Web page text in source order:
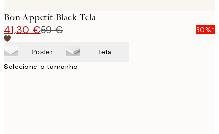
Bon Appetit Black Tela
41,30 €59 € 30%*
Pôster Tela
Selecione o tamanho